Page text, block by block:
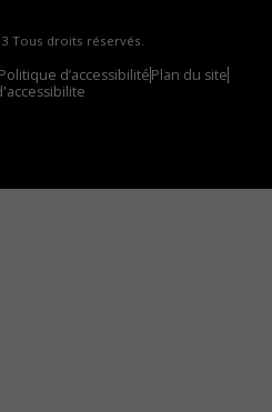
Tous droits réservés.
Politique d’accessibilitéPlan du site